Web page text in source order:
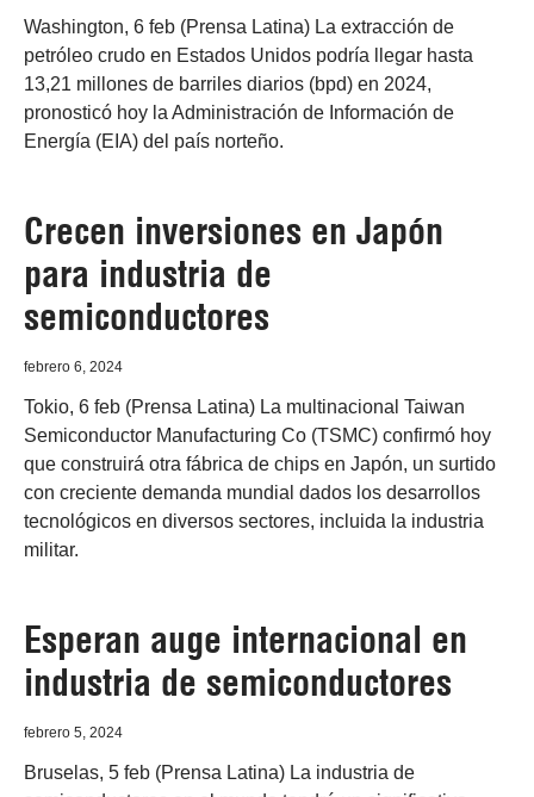
Washington, 6 feb (Prensa Latina) La extracción de
petróleo crudo en Estados Unidos podría llegar hasta
13,21 millones de barriles diarios (bpd) en 2024,
pronosticó hoy la Administración de Información de
Energía (EIA) del país norteño.
Crecen inversiones en Japón
para industria de
semiconductores
febrero 6, 2024
Tokio, 6 feb (Prensa Latina) La multinacional Taiwan
Semiconductor Manufacturing Co (TSMC) confirmó hoy
que construirá otra fábrica de chips en Japón, un surtido
con creciente demanda mundial dados los desarrollos
tecnológicos en diversos sectores, incluida la industria
militar.
Esperan auge internacional en
industria de semiconductores
febrero 5, 2024
Bruselas, 5 feb (Prensa Latina) La industria de